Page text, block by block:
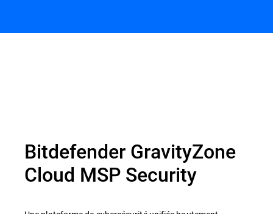
Bitdefender GravityZone
Cloud MSP Security